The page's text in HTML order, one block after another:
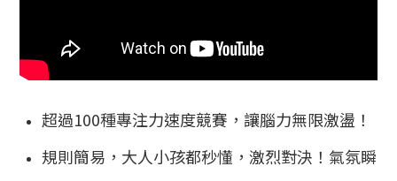
超過100種專注力速度競賽，讓腦力無限激盪！
規則簡易，大人小孩都秒懂，激烈對決！氣氛瞬